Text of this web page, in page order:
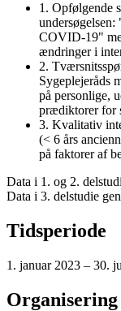
1. Opfølgende
undersøgelsen:
COVID-19"
ændringer i
2.
Sygeplejeråds
på personlige,
prædiktorer for
3. Kvalitativ
(< 6 års
på faktorer af
Data i 1. og 2.
Data i 3. delstudie
Tidsperiode
1. januar 2023 – 30.
Organisering